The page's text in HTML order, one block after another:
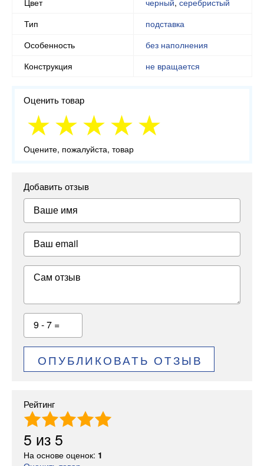
Тип
подставка
Особенность
без наполнения
Конструкция
не вращается
Оценить товар
Оцените, пожалуйста, товар
Добавить отзыв
Ваше имя
Ваш email
Сам отзыв
9 - 7 =
ОПУБЛИКОВАТЬ ОТЗЫВ
Рейтинг
5 из 5
На основе оценок: 1